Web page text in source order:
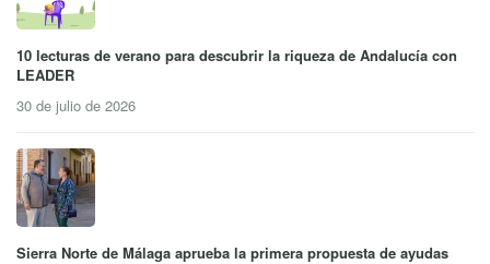
10 lecturas de verano para descubrir la riqueza de Andalucía con
LEADER
30 de julio de 2026
Sierra Norte de Málaga aprueba la primera propuesta de ayudas